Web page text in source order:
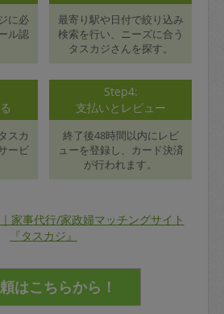
に必
ル認
最寄り駅や日付で絞り込み
検索を行い、ニーズに合う
タスカジさんを探す。
スカ
ービ
Step4:
支払いとレビュー
終了後48時間以内にレビ
ューを登録し、カード決済
が行われます。
家事代行/家政婦マッチングサイト
『タスカジ』